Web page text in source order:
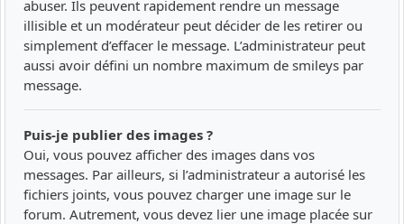
abuser. Ils peuvent rapidement rendre un message
illisible et un modérateur peut décider de les retirer ou
simplement d’effacer le message. L’administrateur peut
aussi avoir défini un nombre maximum de smileys par
message.
Puis-je publier des images ?
Oui, vous pouvez afficher des images dans vos
messages. Par ailleurs, si l’administrateur a autorisé les
fichiers joints, vous pouvez charger une image sur le
forum. Autrement, vous devez lier une image placée sur